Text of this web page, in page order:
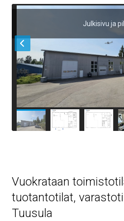
Julkisivu ja
Vuokrataan
tuotantotilat,
Tuusula